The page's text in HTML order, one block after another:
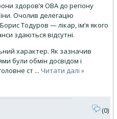
здоров’я ОВА до регіону
Очолив делегацію
Тодуров — лікар, ім’я якого
здаються відсутні.
характер. Як зазначив
були обмін досвідом і
ст ... Читати далі »
(0)